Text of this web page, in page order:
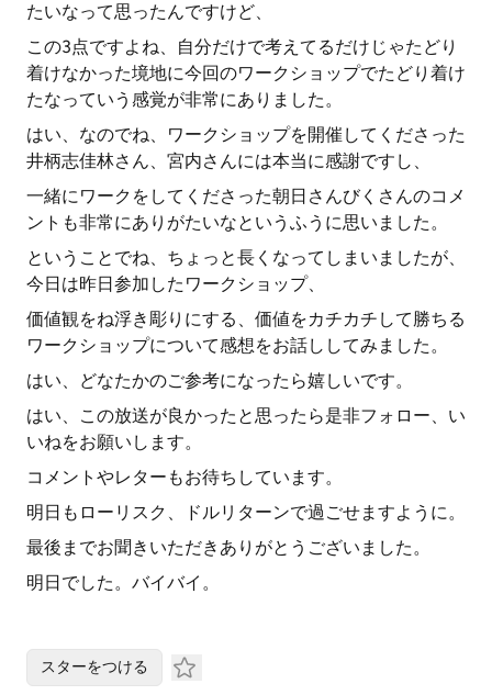
たいなって思ったんですけど、
この3点ですよね、自分だけで考えてるだけじゃたどり
着けなかった境地に今回のワークショップでたどり着け
たなっていう感覚が非常にありました。
はい、なのでね、ワークショップを開催してくださった
井柄志佳林さん、宮内さんには本当に感謝ですし、
一緒にワークをしてくださった朝日さんびくさんのコメ
ントも非常にありがたいなというふうに思いました。
ということでね、ちょっと長くなってしまいましたが、
今日は昨日参加したワークショップ、
価値観をね浮き彫りにする、価値をカチカチして勝ちる
ワークショップについて感想をお話ししてみました。
はい、どなたかのご参考になったら嬉しいです。
はい、この放送が良かったと思ったら是非フォロー、い
いねをお願いします。
コメントやレターもお待ちしています。
明日もローリスク、ドルリターンで過ごせますように。
最後までお聞きいただきありがとうございました。
明日でした。バイバイ。
スターをつける